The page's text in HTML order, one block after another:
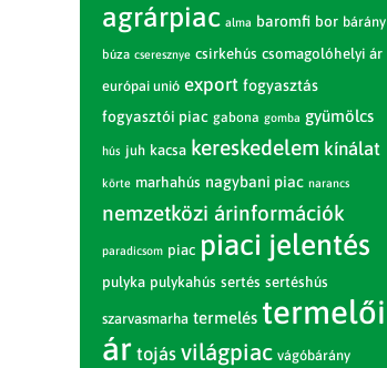
agrárpiac alma baromfi bor bárány
búza cseresznye csirkehús csomagolóhelyi ár
európai unió export fogyasztás
fogyasztói piac gabona gomba gyümölcs
hús juh kacsa kereskedelem kínálat
körte marhahús nagybani piac narancs
nemzetközi árinformációk
paradicsom piac piaci jelentés
pulyka pulykahús sertés sertéshús
szarvasmarha termelés termelői
ár tojás világpiac vágóbárány